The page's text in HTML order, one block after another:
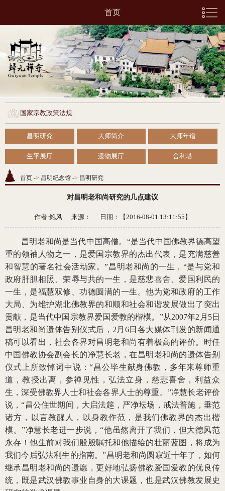
首页
国家宗教政策法规
昌明研究 大师简介 大师年谱
生平展厅 遗物展厅 舍利塔
首页 -> 昌明纪念馆 -> 昌明研究
对昌明老和尚研究的几点建议
作者:鲍风 来源： 日期：【2016-08-01 13:11:55】
昌明老和尚是当代中国高僧。“是当代中国佛教界德高望
重的领袖人物之一，是爱国宗教界的杰出代表，是充满慈善
和智慧的著名社会活动家。”昌明老和尚的一生，“是与党和
政府肝胆相照、荣辱与共的一生，是慈悲喜舍、爱国利民的
一生，是福慧双修、功德圆满的一生。他为党和政府的工作
大局、为维护湖北佛教界的和顺和社会和谐发展做出了突出
贡献，是当代中国宗教界爱国爱教的楷模。”从2007年2月5日
昌明老和尚遗体告别仪式后，2月6日各大媒体刊发的新闻通
稿可以看出，社会各界对昌明老和尚有着极高的评价。时任
中国佛教协会副会长的净慧长老，在昌明老和尚的遗体告别
仪式上所致悼词中说：“昌公毕生献身佛教，多年来尊师重
道，教授出离，参禅见性，弘法立身，慈悲喜舍，利益众
生，深受佛教界人士和社会各界人士的尊重。”净慧长老评价
说，“昌公住世期间，大启法筵，严净坛场，戒法普施，垂范
诸方，以言教醒人，以身教作范，是我们佛教界的杰出楷
模。”净慧长老进一步说，“他虽然离开了我们，但大德风范
永存！他生前对我们殷殷嘱托和他描绘的壮丽蓝图，将成为
我们今后弘法利生的指南。”昌明老和尚圆寂近十年了，如何
继承昌明老和尚的遗愿，更好地弘扬佛教爱国爱教的优良传
统，既是武汉佛教事业自身的大课题，也是武汉佛教发展史